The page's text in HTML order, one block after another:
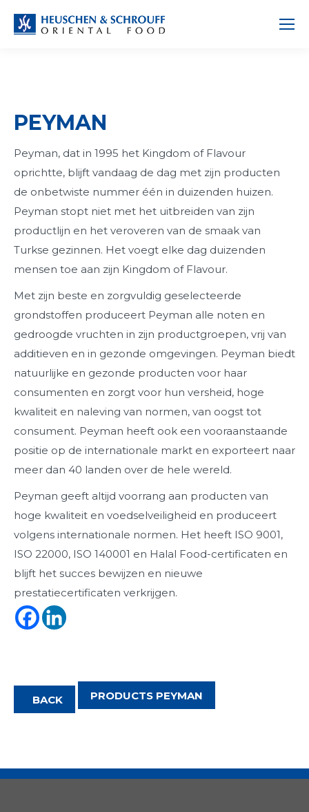
PEYMAN
Peyman, dat in 1995 het Kingdom of Flavour
oprichtte, blijft vandaag de dag met zijn producten
de onbetwiste nummer één in duizenden huizen.
Peyman stopt niet met het uitbreiden van zijn
productlijn en het veroveren van de smaak van
Turkse gezinnen. Het voegt elke dag duizenden
mensen toe aan zijn Kingdom of Flavour.
Met zijn beste en zorgvuldig geselecteerde
grondstoffen produceert Peyman alle noten en
gedroogde vruchten in zijn productgroepen, vrij van
additieven en in gezonde omgevingen. Peyman biedt
natuurlijke en gezonde producten voor haar
consumenten en zorgt voor hun versheid, hoge
kwaliteit en naleving van normen, van oogst tot
consument. Peyman heeft ook een vooraanstaande
positie op de internationale markt en exporteert naar
meer dan 40 landen over de hele wereld.
Peyman geeft altijd voorrang aan producten van
hoge kwaliteit en voedselveiligheid en produceert
volgens internationale normen. Het heeft ISO 9001,
ISO 22000, ISO 140001 en Halal Food-certificaten en
blijft het succes bewijzen en nieuwe
prestatiecertificaten verkrijgen.
BACK PRODUCTS PEYMAN